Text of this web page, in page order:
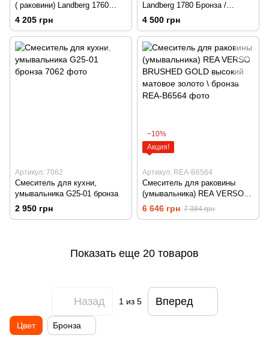
( раковини) Landberg 1760
Бронза / латунь
4 205 грн
Landberg 1780 Бронза /
матове золото
4 500 грн
Артикул: 7062
Смеситель для кухни,
умывальника G25-01 бронза
2 950 грн
−10%
Акция!
Артикул: REA-B6564
Смеситель для раковины
(умывальника) REA VERSO
BRUSHED GOLD высокий
матовое золото \ бронза
6 646 грн 7 384 грн
Показать еще 20 товаров
Назад 1из 5 Вперед
Цвет Бронза